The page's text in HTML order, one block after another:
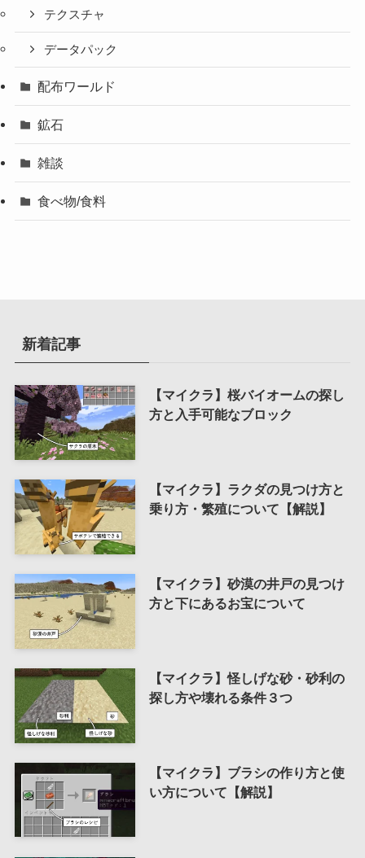
テクスチャ
データパック
配布ワールド
鉱石
雑談
食べ物/食料
新着記事
【マイクラ】桜バイオームの探し
方と入手可能なブロック
【マイクラ】ラクダの見つけ方と
乗り方・繁殖について【解説】
【マイクラ】砂漠の井戸の見つけ
方と下にあるお宝について
【マイクラ】怪しげな砂・砂利の
探し方や壊れる条件３つ
【マイクラ】ブラシの作り方と使
い方について【解説】